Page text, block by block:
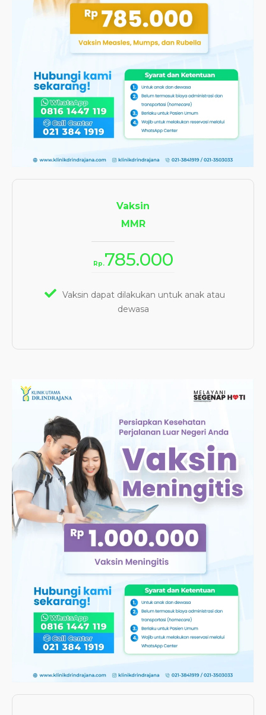
Vaksin
MMR
Rp.785.000
Vaksin dapat dilakukan untuk anak atau
dewasa